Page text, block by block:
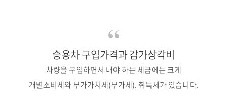
승용차 구입가격과 감가상각비
차량을 구입하면서 내야 하는 세금에는 크게
개별소비세와 부가가치세(부가세), 취득세가 있습니다.